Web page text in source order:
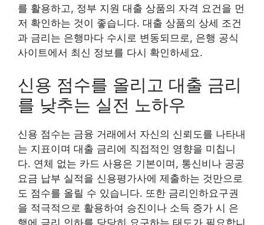
를 활용하고, 정부 지원 대출 상품의 자격 요건을 먼
저 확인하는 것이 좋습니다. 대출 상품의 상세 조건
과 금리는 은행마다 수시로 변동되므로, 은행 공식
사이트에서 최신 정보를 다시 확인하세요.
신용 점수를 올리고 대출 금리
를 낮추는 실전 노하우
신용 점수는 금융 거래에서 자신의 신뢰도를 나타내
는 지표이며 대출 금리에 직접적인 영향을 미칩니
다. 연체 없는 카드 사용은 기본이며, 통신비나 공공
요금 납부 실적을 신용평가사에 제출하는 것만으로
도 점수를 올릴 수 있습니다. 또한 금리인하요구권
을 적극적으로 활용하여 승진이나 소득 증가 시 은